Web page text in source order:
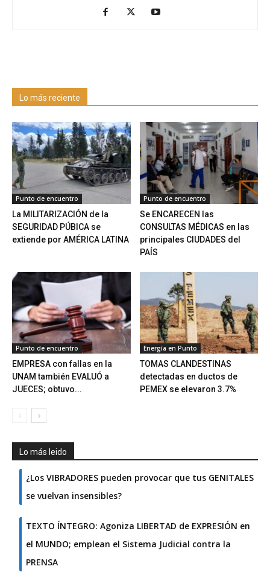
Lo más reciente
Punto de encuentro
La MILITARIZACIÓN de la
SEGURIDAD PÚBICA se
extiende por AMÉRICA LATINA
Punto de encuentro
Se ENCARECEN las
CONSULTAS MÉDICAS en las
principales CIUDADES del
PAÍS
Punto de encuentro
EMPRESA con fallas en la
UNAM también EVALUÓ a
JUECES; obtuvo...
Energía en Punto
TOMAS CLANDESTINAS
detectadas en ductos de
PEMEX se elevaron 3.7%
Lo más leido
¿Los VIBRADORES pueden provocar que tus GENITALES
se vuelvan insensibles?
TEXTO ÍNTEGRO: Agoniza LIBERTAD de EXPRESIÓN en
el MUNDO; emplean el Sistema Judicial contra la
PRENSA